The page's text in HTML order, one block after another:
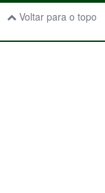
Voltar para o topo